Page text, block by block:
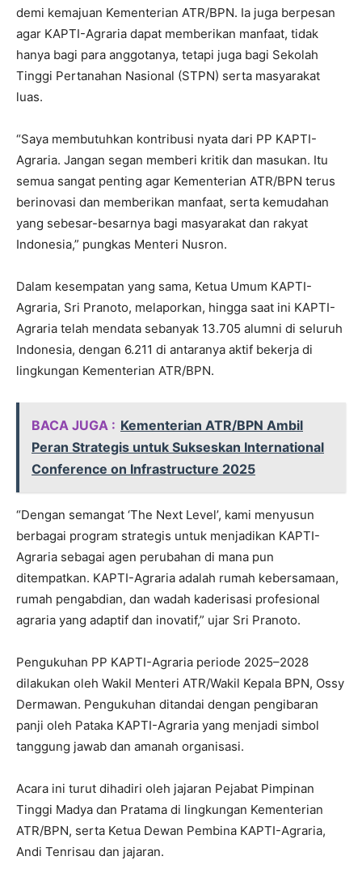
demi kemajuan Kementerian ATR/BPN. Ia juga berpesan
agar KAPTI-Agraria dapat memberikan manfaat, tidak
hanya bagi para anggotanya, tetapi juga bagi Sekolah
Tinggi Pertanahan Nasional (STPN) serta masyarakat
luas.
“Saya membutuhkan kontribusi nyata dari PP KAPTI-
Agraria. Jangan segan memberi kritik dan masukan. Itu
semua sangat penting agar Kementerian ATR/BPN terus
berinovasi dan memberikan manfaat, serta kemudahan
yang sebesar-besarnya bagi masyarakat dan rakyat
Indonesia,” pungkas Menteri Nusron.
Dalam kesempatan yang sama, Ketua Umum KAPTI-
Agraria, Sri Pranoto, melaporkan, hingga saat ini KAPTI-
Agraria telah mendata sebanyak 13.705 alumni di seluruh
Indonesia, dengan 6.211 di antaranya aktif bekerja di
lingkungan Kementerian ATR/BPN.
BACA JUGA : Kementerian ATR/BPN Ambil
Peran Strategis untuk Sukseskan International
Conference on Infrastructure 2025
“Dengan semangat ‘The Next Level’, kami menyusun
berbagai program strategis untuk menjadikan KAPTI-
Agraria sebagai agen perubahan di mana pun
ditempatkan. KAPTI-Agraria adalah rumah kebersamaan,
rumah pengabdian, dan wadah kaderisasi profesional
agraria yang adaptif dan inovatif,” ujar Sri Pranoto.
Pengukuhan PP KAPTI-Agraria periode 2025–2028
dilakukan oleh Wakil Menteri ATR/Wakil Kepala BPN, Ossy
Dermawan. Pengukuhan ditandai dengan pengibaran
panji oleh Pataka KAPTI-Agraria yang menjadi simbol
tanggung jawab dan amanah organisasi.
Acara ini turut dihadiri oleh jajaran Pejabat Pimpinan
Tinggi Madya dan Pratama di lingkungan Kementerian
ATR/BPN, serta Ketua Dewan Pembina KAPTI-Agraria,
Andi Tenrisau dan jajaran.